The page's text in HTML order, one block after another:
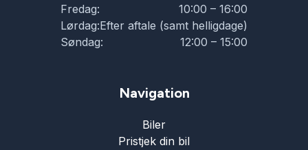
Fredag:
10:00 – 16:00
Lørdag:Efter aftale (samt helligdage)
Søndag:
12:00 – 15:00
Navigation
Biler
Pristjek din bil